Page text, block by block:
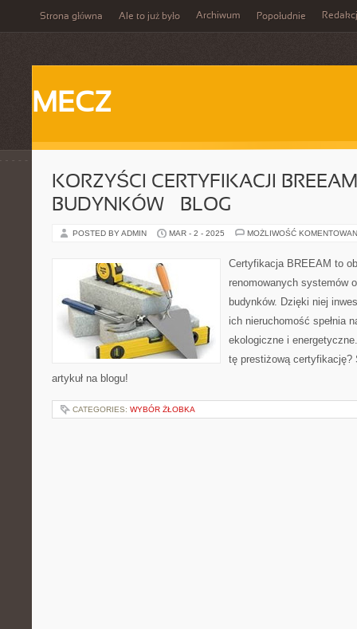
Strona główna Ale to już było Archiwum Popołudnie
MECZ
KORZYŚCI CERTYFIKACJI
BUDYNKÓW – BLOG
POSTED BY ADMIN MAR - 2 - 2025 MOŻLIWOŚĆ
Certyfikacja BREEAM to
renomowanych systemów
budynków. Dzięki niej
ich nieruchomość spełnia
ekologiczne i
tę prestiżową certyfikację?
artykuł na blogu!
CATEGORIES: WYBÓR ŻŁOBKA